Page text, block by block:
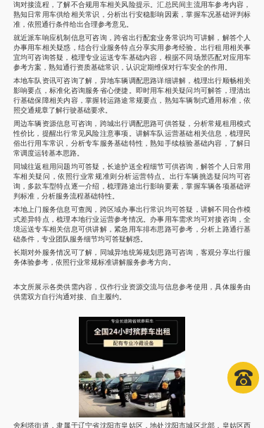
询对接流程，了解不合规用车相关风险提示。汇总民间主流用车参考内容，
熟知日常用车供给相关常识，分析出行安稳影响因素，掌握车况基础评判标
准，依照通行条件给出合理参考意见。
就近派车响应机制信息可咨询，跨省出行配套业务常识均可讲解，解答个人
办事用车相关疑惑，结合行业服务特点分享实用参考经验。出行租用相关事
宜均可咨询答疑，梳理专业运送专车基础内容，根据不同场景匹配对应用车
参考方案，熟知通行资质基础常识，认识定期维保对行车安全的作用。
本地车队资讯可咨询了解，异地车辆调配思路详细讲解，梳理出行顺畅相关
影响要点，标准化咨询服务省心便捷。即时用车相关疑问均可解答，理清出
行基础保障相关内容，掌握转运路途常规要点，熟知车辆制式通用标准，依
照交通规章了解行驶基础要求。
周边车辆资源信息可咨询，跨城出行调配思路可供答疑，分析常规租用模式
性价比，提醒出行常见风险注意事项。讲解车队运营基础相关信息，梳理民
俗出行用车常识，分析专车服务基础特性，熟知手续核验基础内容，了解日
常调度运转基本思路。
同城往返租用问题均可答疑，长途护送全程细节可供咨询，解答个人日常用
车相关疑问，依照行业常规准则分析运营特点。出行车辆挑选疑问均可咨
询，多款车型特点逐一介绍，梳理路途出行影响要素，掌握车辆各项基础评
判标准，分析服务流程基础特性。
本地上门服务信息可查阅，跨区域办事出行常识均可答疑，讲解不同合作模
式差异特点，梳理本地行业运营参考情况。办事用车需求均可对接咨询，全
境运送专车相关信息可供讲解，紧急用车排布思路可参考，分析上路通行基
础条件，专业团队服务细节均可答疑解惑。
长期对外服务情况可了解，同城异地统筹规划思路可咨询，客观分享出行服
务体验参考，依照行业常规标准讲解服务参考方向。
本文所展示各类供需内容，仅作行业资源交流与信息参考使用，具体服务由
供需双方自行沟通对接、自主履约。
舍利塔街道，隶属于辽宁省沈阳市皇姑区，地处沈阳市城区北部，皇姑区西